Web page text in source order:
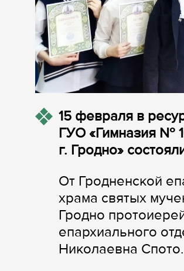
15 февраля в
ГУО «Гимназия №
г. Гродно»
От Гродненской
храма святых
Гродно
епархиального
Николаевна Спото.